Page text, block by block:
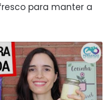
para manter a